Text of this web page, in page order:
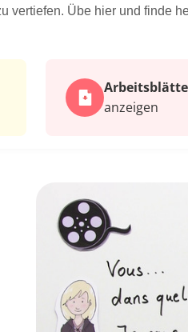
vertiefen. Übe hier und finde
anzeigen